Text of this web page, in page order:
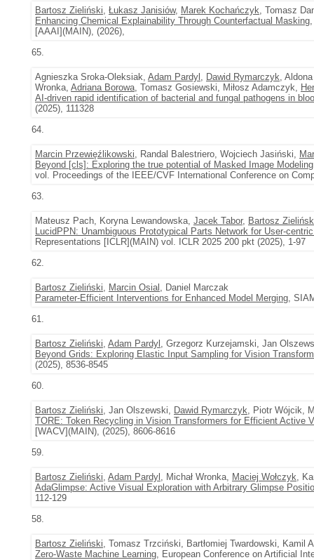
Bartosz Zieliński, Łukasz Janisiów, Marek Kochańczyk, Tomasz
Enhancing Chemical Explainability Through Counterfactual Masking
[AAAI](MAIN), (2026),
65.
Agnieszka Sroka-Oleksiak, Adam Pardyl , Dawid Rymarczyk,
Wronka, Adriana Borowa, Tomasz Gosiewski, Miłosz Adamczyk,
AI-driven rapid identification of bacterial and fungal pathogens in
(2025), 111328
64.
Marcin Przewięźlikowski, Randal Balestriero, Wojciech Jasiński,
Beyond [cls]: Exploring the true potential of Masked Image
vol. Proceedings of the IEEE/CVF International Conference on
63.
Mateusz Pach, Koryna Lewandowska, Jacek Tabor, Bartosz
LucidPPN: Unambiguous Prototypical Parts Network for User-
Representations [ICLR](MAIN) vol. ICLR 2025 200 pkt (2025), 1-97
62.
Bartosz Zieliński, Marcin Osial , Daniel Marczak
Parameter-Efficient Interventions for Enhanced Model Merging,
61.
Bartosz Zieliński, Adam Pardyl , Grzegorz Kurzejamski, Jan
Beyond Grids: Exploring Elastic Input Sampling for Vision
(2025), 8536-8545
60.
Bartosz Zieliński, Jan Olszewski, Dawid Rymarczyk, Piotr Wójcik,
TORE: Token Recycling in Vision Transformers for Efficient Active
[WACV](MAIN), (2025), 8606-8616
59.
Bartosz Zieliński, Adam Pardyl , Michał Wronka, Maciej Wołczyk,
AdaGlimpse: Active Visual Exploration with Arbitrary Glimpse
112-129
58.
Bartosz Zieliński, Tomasz Trzciński, Bartłomiej Twardowski, Kamil
Zero-Waste Machine Learning, European Conference on Artificial